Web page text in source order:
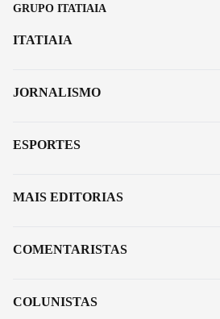
GRUPO ITATIAIA
ITATIAIA
JORNALISMO
ESPORTES
MAIS EDITORIAS
COMENTARISTAS
COLUNISTAS